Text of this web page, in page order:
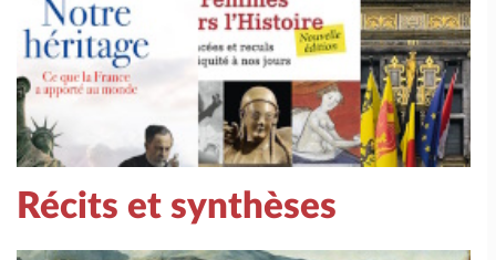
Récits et synthèses